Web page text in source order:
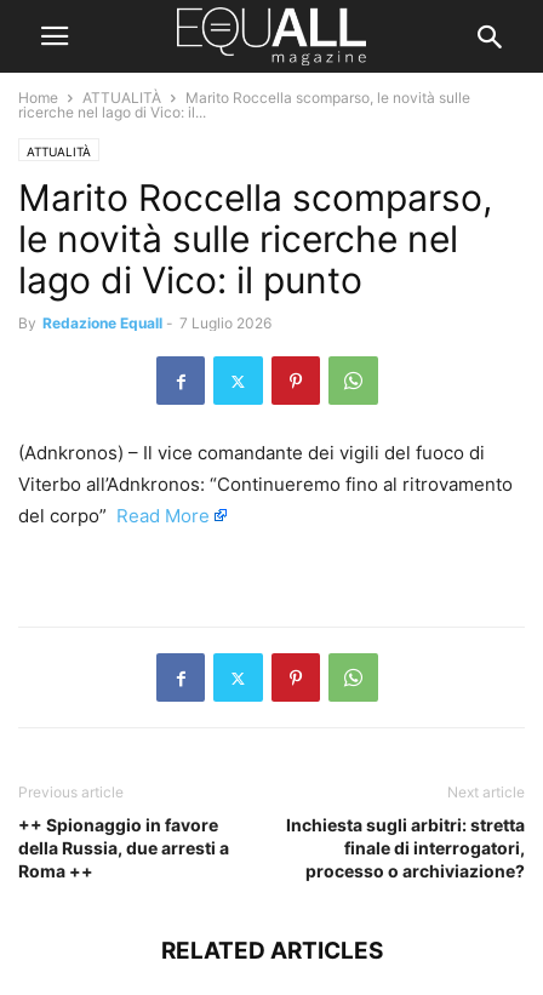
Home ATTUALITÀ
Marito Roccella scomparso, le novità sulle
ricerche nel lago di Vico: il...
ATTUALITÀ
Marito Roccella scomparso,
le novità sulle ricerche nel
lago di Vico: il punto
By Redazione Equall - 7 Luglio 2026
(Adnkronos) – Il vice comandante dei vigili del fuoco di
Viterbo all’Adnkronos: “Continueremo fino al ritrovamento
del corpo” ​ Read More
Previous article
++ Spionaggio in favore
della Russia, due arresti a
Roma ++
Next article
Inchiesta sugli arbitri: stretta
finale di interrogatori,
processo o archiviazione?
RELATED ARTICLES